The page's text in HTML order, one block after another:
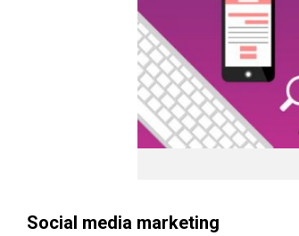
Social media marketing